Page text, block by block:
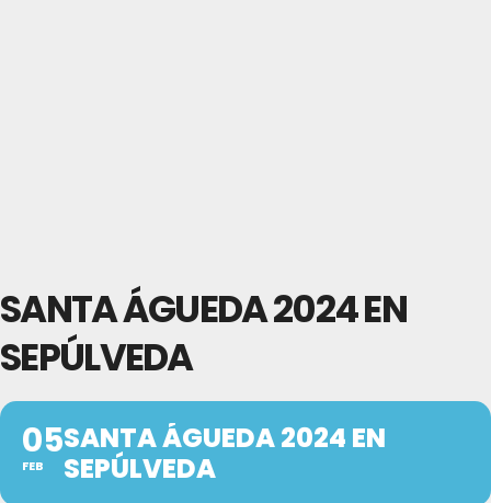
SANTA ÁGUEDA 2024 EN
SEPÚLVEDA
05
FEB
SANTA ÁGUEDA 2024 EN
SEPÚLVEDA